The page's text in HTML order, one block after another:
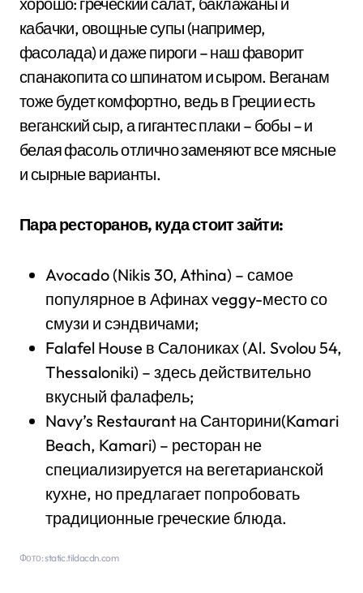
кабачки, овощные супы (например,
фасолада) и даже пироги – наш фаворит
спанакопита со шпинатом и сыром. Веганам
тоже будет комфортно, ведь в Греции есть
веганский сыр, а гигантес плаки – бобы – и
белая фасоль отлично заменяют все мясные
и сырные варианты.
Пара ресторанов, куда стоит зайти:
Avocado (Nikis 30, Athina) – самое
популярное в Афинах veggy-место со
смузи и сэндвичами;
Falafel House в Салониках (Al. Svolou 54,
Thessaloniki) – здесь действительно
вкусный фалафель;
Navy’s Restaurant на Санторини(Kamari
Beach, Kamari) – ресторан не
специализируется на вегетарианской
кухне, но предлагает попробовать
традиционные греческие блюда.
Фото: static.tildacdn.com